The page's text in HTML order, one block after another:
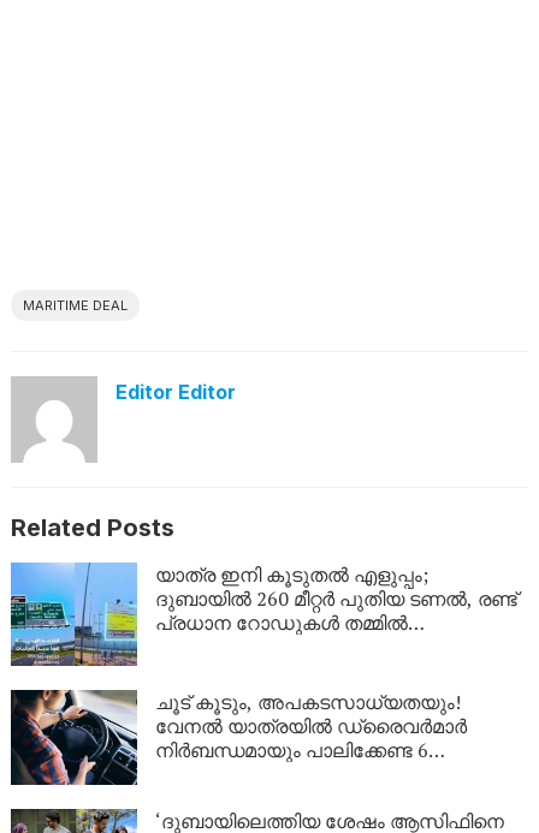
MARITIME DEAL
Editor Editor
Related Posts
യാത്ര ഇനി കൂടുതൽ എളുപ്പം;
ദുബായിൽ 260 മീറ്റർ പുതിയ ടണൽ, രണ്ട്
പ്രധാന റോഡുകൾ തമ്മിൽ
ചൂട് കൂടും, അപകടസാധ്യതയും!
വേനൽ യാത്രയിൽ ഡ്രൈവർമാർ
നിർബന്ധമായും പാലിക്കേണ്ട 6
‘ദുബായിലെത്തിയ ശേഷം ആസിഫിനെ